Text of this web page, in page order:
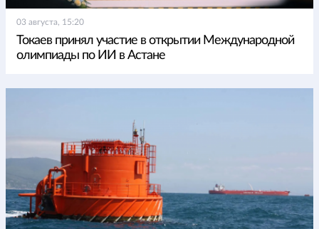
03 августа, 15:20
Токаев принял участие в открытии Международной
олимпиады по ИИ в Астане